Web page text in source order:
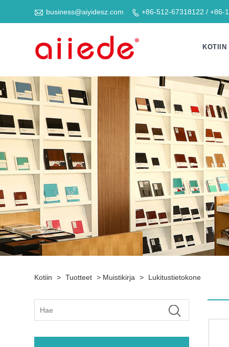
 business@aiyidesz.com  +86-512-67318122 / +86-
KOTIIN
Kotiin > Tuotteet > Muistikirja > Lukitustietokone